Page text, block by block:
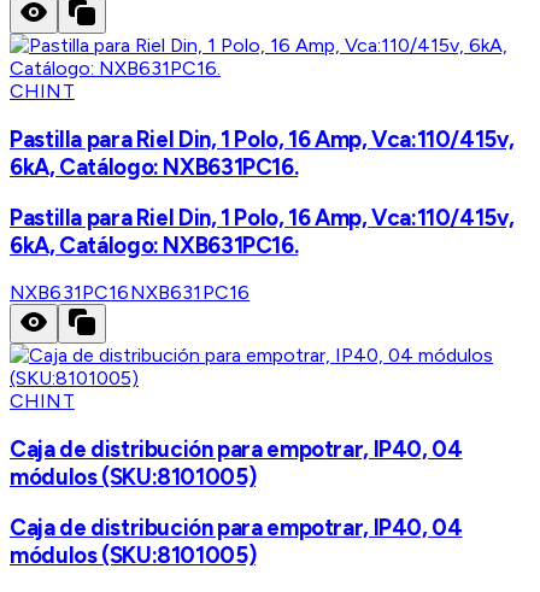
CHINT
Pastilla para Riel Din, 1 Polo, 16 Amp, Vca:110/415v,
6kA, Catálogo: NXB631PC16.
Pastilla para Riel Din, 1 Polo, 16 Amp, Vca:110/415v,
6kA, Catálogo: NXB631PC16.
NXB631PC16NXB631PC16
CHINT
Caja de distribución para empotrar, IP40, 04
módulos (SKU:8101005)
Caja de distribución para empotrar, IP40, 04
módulos (SKU:8101005)